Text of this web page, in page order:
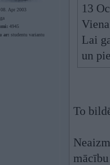
08. Apr 2003
4945
ar: studentu variantu
13
Lai
un
To